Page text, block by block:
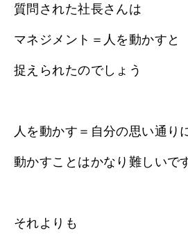
質問された社長さんは
マネジメント＝人を動かすと
捉えられたのでしょう
人を動かす＝自分の思い通り
動かすことはかなり難しいで
それよりも